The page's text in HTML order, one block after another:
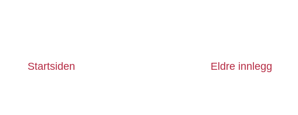
Eldre innlegg
Startsiden